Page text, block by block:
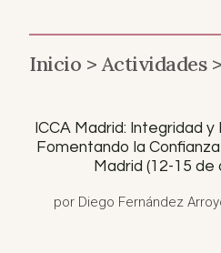
Inicio >Actividades >
ICCA Madrid: Integridad
Fomentando la
Madrid (12-15 de
por Diego Fernández